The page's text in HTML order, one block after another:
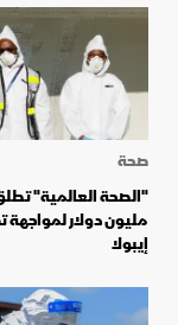
صحة
مليون دولار
إيبولا